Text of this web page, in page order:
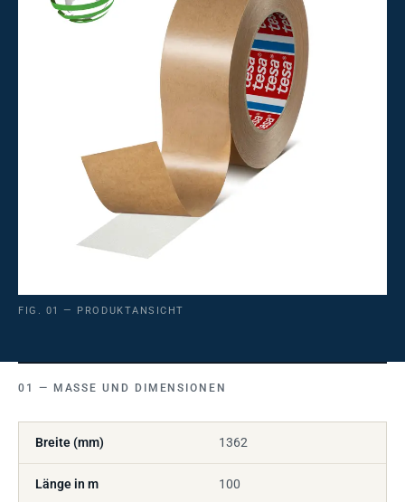
FIG. 01 — PRODUKTANSICHT
MASSE UND DIMENSIONEN
Breite (mm) 1362
Länge in m 100